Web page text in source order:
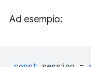
Ad esempio: